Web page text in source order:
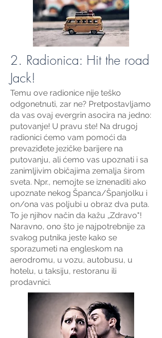
2. Radionica: Hit the road
Jack!
Temu ove radionice nije teško
odgonetnuti, zar ne? Pretpostavljamo
da vas ovaj evergrin asocira na jedno:
putovanje! U pravu ste! Na drugoj
radionici ćemo vam pomoći da
prevaziđete jezičke barijere na
putovanju, ali ćemo vas upoznati i sa
zanimljivim običajima zemalja širom
sveta. Npr., nemojte se iznenaditi ako
upoznate nekog Španca/Španjolku i
on/ona vas poljubi u obraz dva puta.
To je njihov način da kažu „Zdravo"!
Naravno, ono što je najpotrebnije za
svakog putnika jeste kako se
sporazumeti na engleskom na
aerodromu, u vozu, autobusu, u
hotelu, u taksiju, restoranu ili
prodavnici.